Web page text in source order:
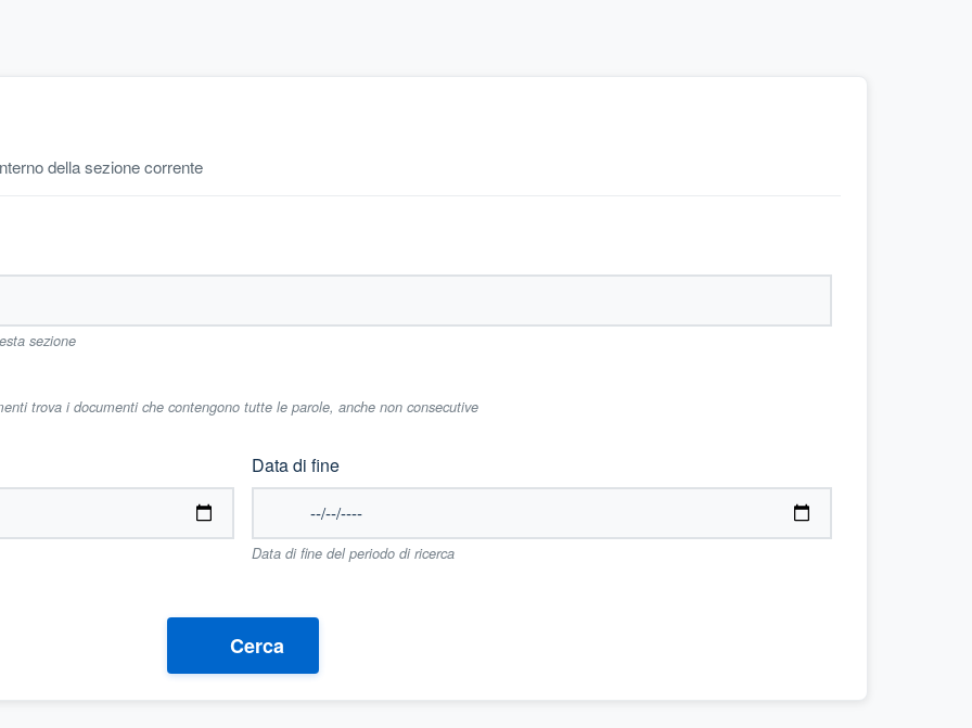
della sezione corrente
sezione
trova i documenti che contengono tutte le parole, anche non consecutive
Data di fine
Data di fine del periodo di ricerca
Cerca